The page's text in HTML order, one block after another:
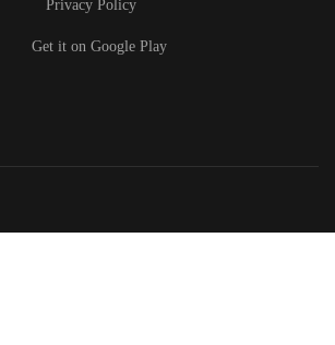
Privacy Policy